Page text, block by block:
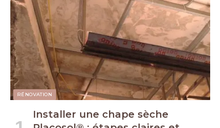
RÉNOVATION
Installer une chape sèche